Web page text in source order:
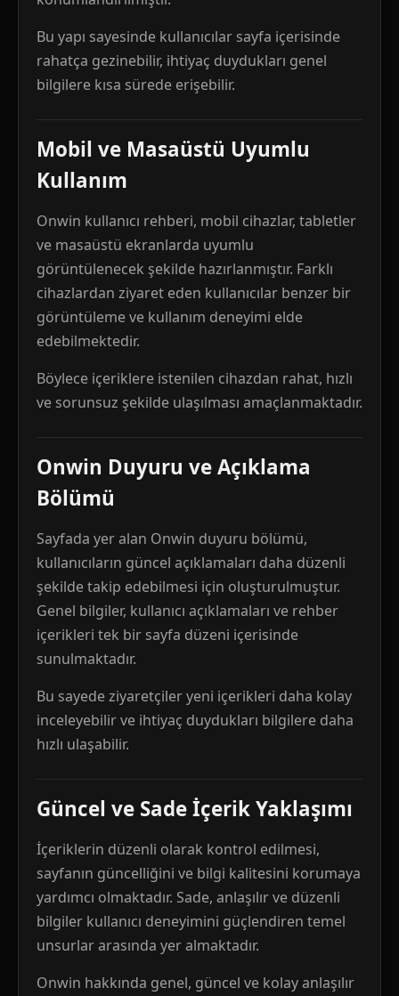
Bu yapı sayesinde kullanıcılar sayfa içerisinde
rahatça gezinebilir, ihtiyaç duydukları genel
bilgilere kısa sürede erişebilir.
Mobil ve Masaüstü Uyumlu
Kullanım
Onwin kullanıcı rehberi, mobil cihazlar, tabletler
ve masaüstü ekranlarda uyumlu
görüntülenecek şekilde hazırlanmıştır. Farklı
cihazlardan ziyaret eden kullanıcılar benzer bir
görüntüleme ve kullanım deneyimi elde
edebilmektedir.
Böylece içeriklere istenilen cihazdan rahat, hızlı
ve sorunsuz şekilde ulaşılması amaçlanmaktadır.
Onwin Duyuru ve Açıklama
Bölümü
Sayfada yer alan Onwin duyuru bölümü,
kullanıcıların güncel açıklamaları daha düzenli
şekilde takip edebilmesi için oluşturulmuştur.
Genel bilgiler, kullanıcı açıklamaları ve rehber
içerikleri tek bir sayfa düzeni içerisinde
sunulmaktadır.
Bu sayede ziyaretçiler yeni içerikleri daha kolay
inceleyebilir ve ihtiyaç duydukları bilgilere daha
hızlı ulaşabilir.
Güncel ve Sade İçerik Yaklaşımı
İçeriklerin düzenli olarak kontrol edilmesi,
sayfanın güncelliğini ve bilgi kalitesini korumaya
yardımcı olmaktadır. Sade, anlaşılır ve düzenli
bilgiler kullanıcı deneyimini güçlendiren temel
unsurlar arasında yer almaktadır.
Onwin hakkında genel, güncel ve kolay anlaşılır